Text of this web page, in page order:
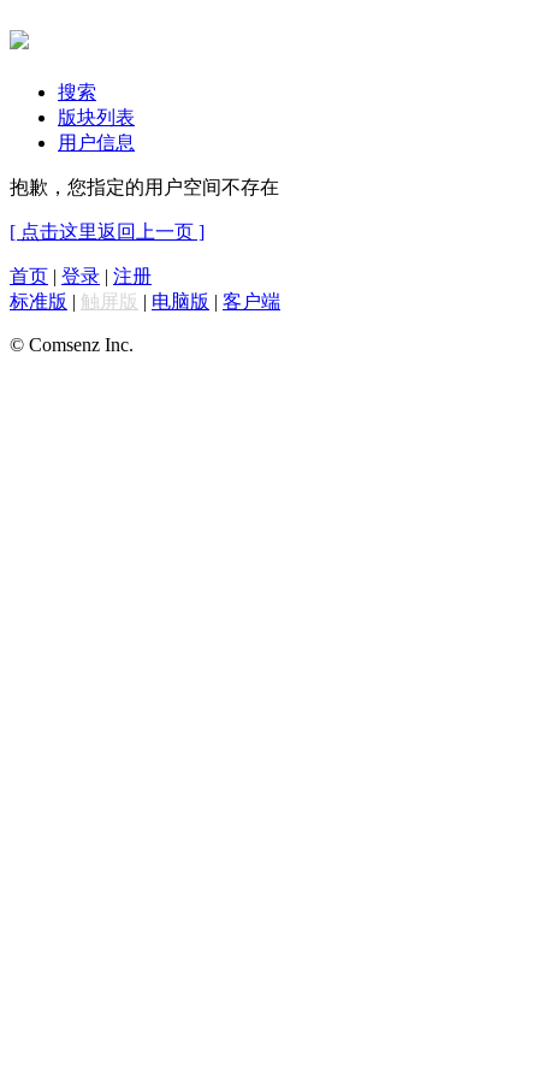
搜索
版块列表
用户信息
抱歉，您指定的用户空间不存在
[ 点击这里返回上一页 ]
首页 | 登录 | 注册
标准版 | 触屏版 | 电脑版 | 客户端
© Comsenz Inc.